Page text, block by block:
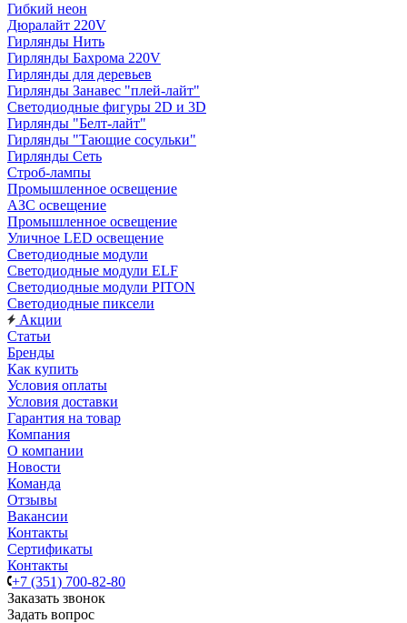
Гибкий неон
Дюралайт 220V
Гирлянды Нить
Гирлянды Бахрома 220V
Гирлянды для деревьев
Гирлянды Занавес "плей-лайт"
Светодиодные фигуры 2D и 3D
Гирлянды "Белт-лайт"
Гирлянды "Тающие сосульки"
Гирлянды Сеть
Строб-лампы
Промышленное освещение
АЗС освещение
Промышленное освещение
Уличное LED освещение
Светодиодные модули
Светодиодные модули ELF
Светодиодные модули PITON
Светодиодные пиксели
Акции
Статьи
Бренды
Как купить
Условия оплаты
Условия доставки
Гарантия на товар
Компания
О компании
Новости
Команда
Отзывы
Вакансии
Контакты
Сертификаты
Контакты
+7 (351) 700-82-80
Заказать звонок
Задать вопрос